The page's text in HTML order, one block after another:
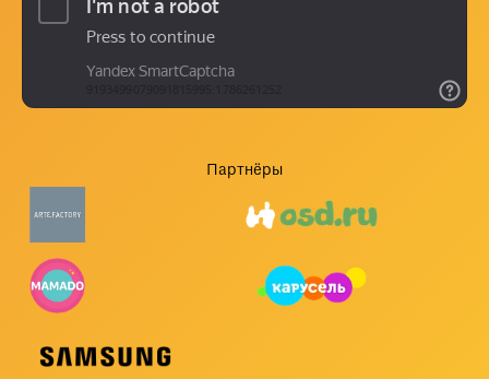
Партнёры